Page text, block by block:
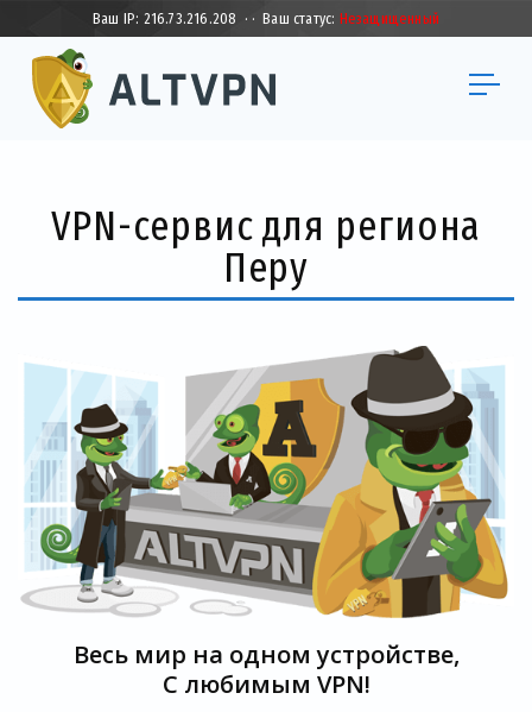
Ваш IP: 216.73.216.208 · · Ваш статус: Незащищенный
VPN-сервис для региона
Перу
Весь мир на одном устройстве,
С любимым VPN!